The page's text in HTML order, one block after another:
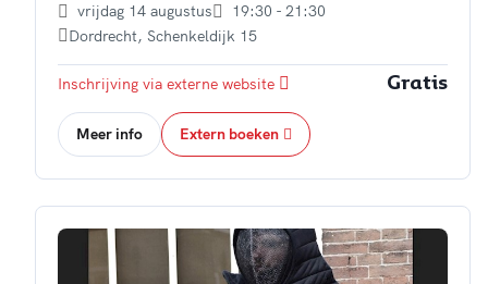
vrijdag 14 augustus
19:30 - 21:30
Dordrecht, Schenkeldijk 15
Inschrijving via externe website Gratis
Meer info Extern boeken